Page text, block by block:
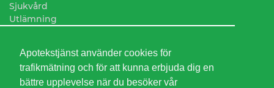
Apotekstjänst använder cookies för
trafikmätning och för att kunna erbjuda dig en
bättre upplevelse när du besöker vår
Sjukvård
Utlämning